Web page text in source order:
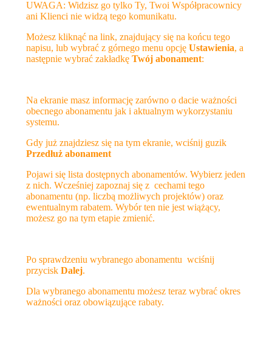
UWAGA: Widzisz go tylko Ty, Twoi Współpracownicy
ani Klienci nie widzą tego komunikatu.
Możesz kliknąć na link, znajdujący się na końcu tego
napisu, lub wybrać z górnego menu opcję Ustawienia, a
następnie wybrać zakładkę Twój abonament:
Na ekranie masz informację zarówno o dacie ważności
obecnego abonamentu jak i aktualnym wykorzystaniu
systemu.
Gdy już znajdziesz się na tym ekranie, wciśnij guzik
Przedłuż abonament
Pojawi się lista dostępnych abonamentów. Wybierz jeden
z nich. Wcześniej zapoznaj się z cechami tego
abonamentu (np. liczbą możliwych projektów) oraz
ewentualnym rabatem. Wybór ten nie jest wiążący,
możesz go na tym etapie zmienić.
Po sprawdzeniu wybranego abonamentu wciśnij
przycisk Dalej.
Dla wybranego abonamentu możesz teraz wybrać okres
ważności oraz obowiązujące rabaty.